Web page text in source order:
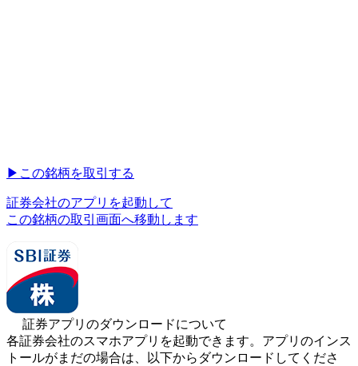
▶︎ この銘柄を取引する
証券会社のアプリを起動して
この銘柄の取引画面へ移動します
証券アプリのダウンロードについて
各証券会社のスマホアプリを起動できます。アプリのインス
トールがまだの場合は、以下からダウンロードしてくださ